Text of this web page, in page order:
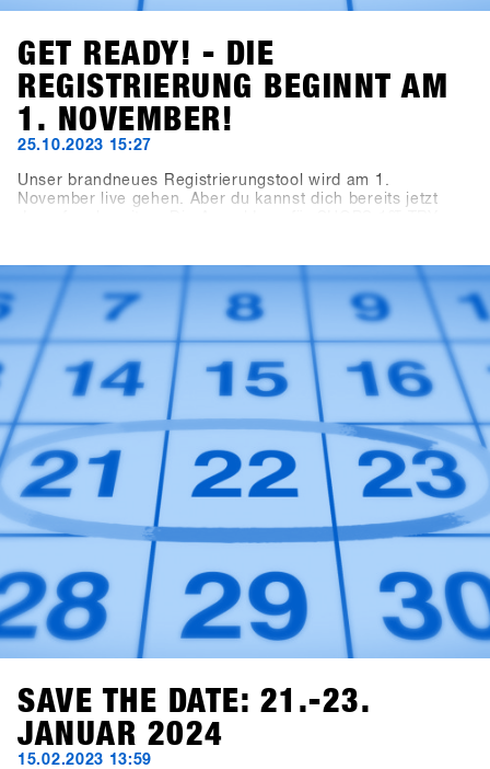
GET READY! - DIE
REGISTRIERUNG BEGINNT AM
1. NOVEMBER!
25.10.2023 15:27
Unser brandneues Registrierungstool wird am 1.
November live gehen. Aber du kannst dich bereits jetzt
Falls du noch keinen Account auf der BASE für deinen
Shop hast, wird es höchste Zeit. Du kannst bereits jetzt
kostenlos deinen Shop-Account erstellen. Ab dem 1.
November kannst du dich dann bequem einloggen, ein
paar Klicks tätigen, und schon bist du für das SHOPS 1ST
TRY 2024 registriert.Mit 76 teilnehmenden Marken freuen
wir uns auf dein Kommen!
SAVE THE DATE: 21.-23.
JANUAR 2024
15.02.2023 13:59